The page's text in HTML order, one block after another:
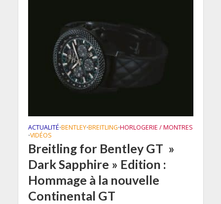
ACTUALITÉ•BENTLEY•BREITLING•HORLOGERIE / MONTRES
•VIDÉOS
Breitling for Bentley GT »
Dark Sapphire » Edition :
Hommage à la nouvelle
Continental GT